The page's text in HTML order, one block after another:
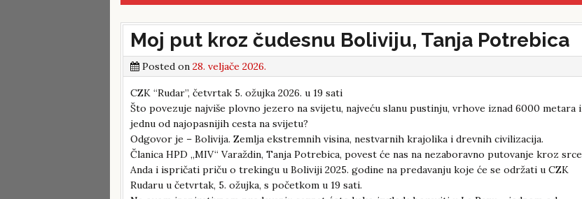
Moj put kroz čudesnu Boliviju, Tanja Potrebica
Posted on 28. veljače 2026.
CZK “Rudar”, četvrtak 5. ožujka 2026. u 19 sati
Što povezuje najviše plovno jezero na svijetu, najveću slanu pustinju, vrhove iznad 6000 metara i
jednu od najopasnijih cesta na svijetu?
Odgovor je – Bolivija. Zemlja ekstremnih visina, nestvarnih krajolika i drevnih civilizacija.
Članica HPD „MIV“ Varaždin, Tanja Potrebica, povest će nas na nezaboravno putovanje kroz srce
Anda i ispričati priču o trekingu u Boliviji 2025. godine na predavanju koje će se održati u CZK
Rudaru u četvrtak, 5. ožujka, s početkom u 19 sati.